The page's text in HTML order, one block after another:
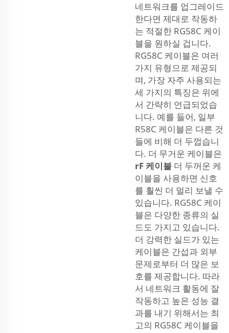
네트워크를 업그레이드
한다면 제대로 작동하
는 적절한 RG58C 케이
블을 원하실 겁니다.
RG58C 케이블은 여러
가지 유형으로 제공되
며, 가장 자주 사용되는
세 가지의 특징은 위에
서 간략히 언급되었습
니다. 예를 들어, 일부
R58C 케이블은 다른 것
들에 비해 더 두껍습니
다. 더 무거운 케이블은
rF 케이블 더 두꺼운 케
이블을 사용하면 신호
를 훨씬 더 멀리 보낼 수
있습니다. RG58C 케이
블은 다양한 종류의 실
드도 가지고 있습니다.
더 강력한 실드가 있는
케이블은 간섭과 외부
문제로부터 더 많은 보
호를 제공합니다. 따라
서 네트워크 활동에 잘
작동하고 높은 성능 결
과를 내기 위해서는 최
고의 RG58C 케이블을